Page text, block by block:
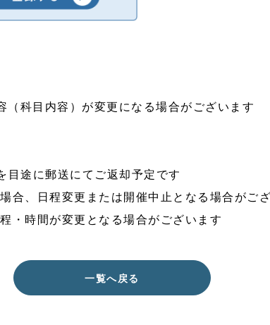
科目内容）が変更になる場合がございます
目途に郵送にてご返却予定です
合、日程変更または開催中止となる場合がご
・時間が変更となる場合がございます
一覧へ戻る